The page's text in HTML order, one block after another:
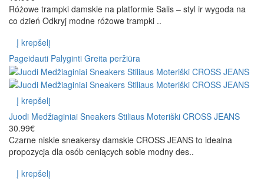
Różowe trampki damskie na platformie Salis – styl ir wygoda na
co dzień Odkryj modne różowe trampki ..
Į krepšelį
Pageidauti Palyginti Greita peržiūra
Į krepšelį
Juodi Medžiaginiai Sneakers Stiliaus Moteriški CROSS JEANS
30.99€
Czarne niskie sneakersy damskie CROSS JEANS to idealna
propozycja dla osób ceniących sobie modny des..
Į krepšelį